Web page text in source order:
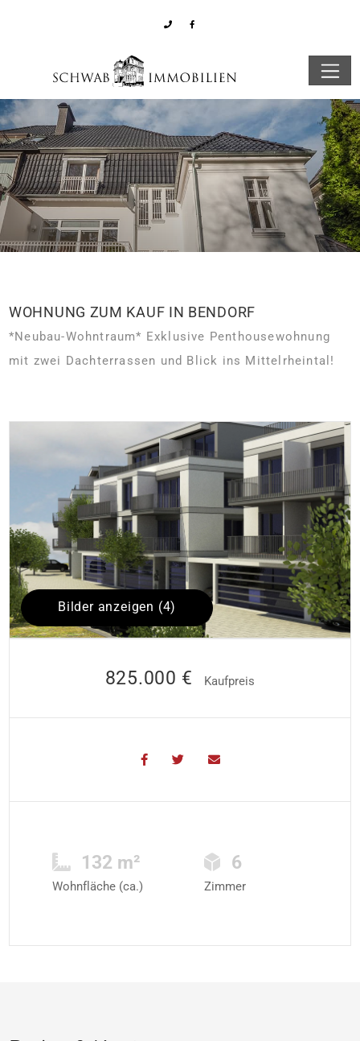
WOHNUNG ZUM KAUF IN BENDORF
*Neubau-Wohntraum* Exklusive Penthousewohnung
mit zwei Dachterrassen und Blick ins Mittelrheintal!
Bilder anzeigen (4)
825.000 € Kaufpreis
132 m²
Wohnfläche (ca.)
6
Zimmer